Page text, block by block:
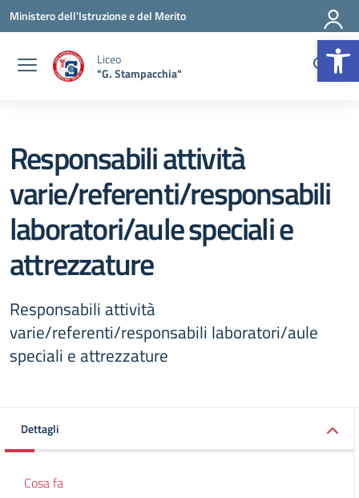
Vai ai contenuti
Vai al menu di navigazione
Vai al footer
Ministero dell'Istruzione e del Merito
Liceo
"G. Stampacchia"
Responsabili attività
varie/referenti/responsabili
laboratori/aule speciali e
attrezzature
Responsabili attività
varie/referenti/responsabili laboratori/aule
speciali e attrezzature
Dettagli
Cosa fa